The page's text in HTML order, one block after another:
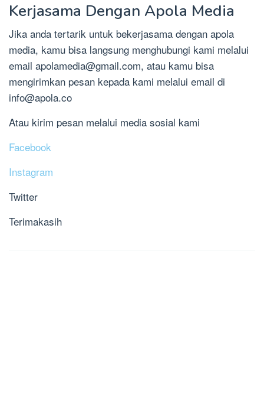
Kerjasama Dengan Apola Media
Jika anda tertarik untuk bekerjasama dengan apola
media, kamu bisa langsung menghubungi kami melalui
email apolamedia@gmail.com, atau kamu bisa
mengirimkan pesan kepada kami melalui email di
info@apola.co
Atau kirim pesan melalui media sosial kami
Facebook
Instagram
Twitter
Terimakasih